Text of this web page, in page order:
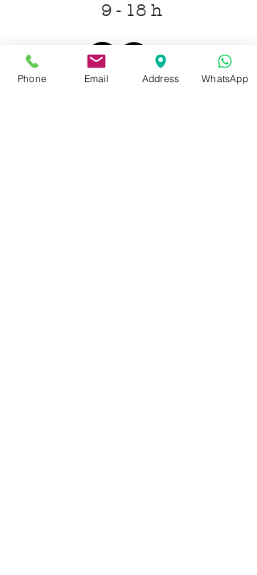
9 - 18 h
Phone Email Address WhatsApp